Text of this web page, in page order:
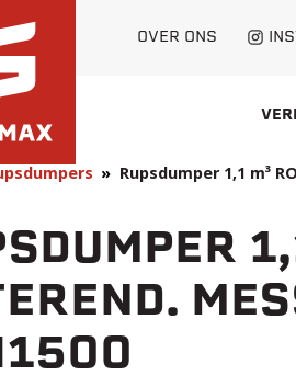
OVER ONS
Rupsdumper 1,1 m³